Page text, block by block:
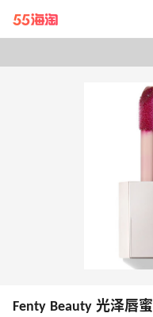
带你去官网买正品
Fenty Beauty 光泽唇蜜